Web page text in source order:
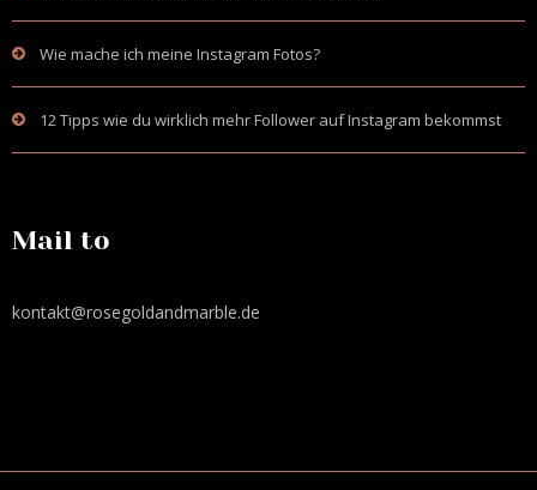
Wie mache ich meine Instagram Fotos?
12 Tipps wie du wirklich mehr Follower auf Instagram bekommst
Mail to
kontakt@rosegoldandmarble.de